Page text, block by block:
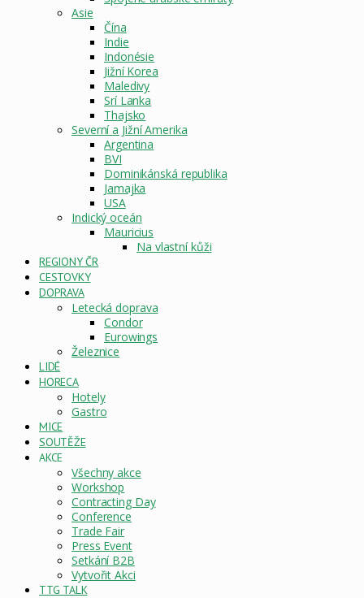
Asie
Čína
Indie
Indonésie
Jižní Korea
Maledivy
Srí Lanka
Thajsko
Severní a Jižní Amerika
Argentina
BVI
Dominikánská republika
Jamajka
USA
Indický oceán
Mauricius
Na vlastní kůži
REGIONY ČR
CESTOVKY
DOPRAVA
Letecká doprava
Condor
Eurowings
Železnice
LIDÉ
HORECA
Hotely
Gastro
MICE
SOUTĚŽE
AKCE
Všechny akce
Workshop
Contracting Day
Conference
Trade Fair
Press Event
Setkání B2B
Vytvořit Akci
TTG TALK